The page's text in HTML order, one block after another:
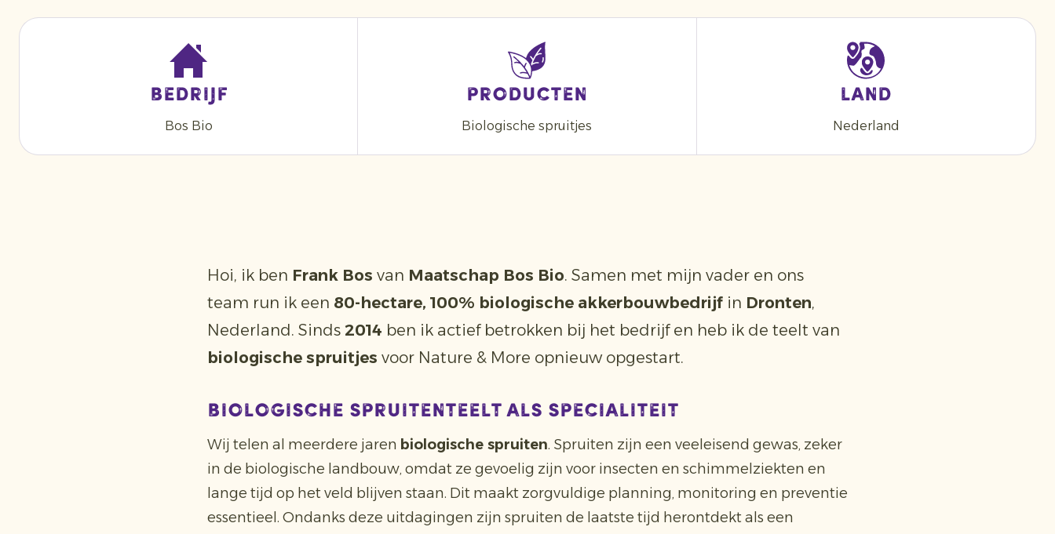
Bedrijf
Bos Bio
Producten
Biologische spruitjes
Land
Nederland
Hoi, ik ben Frank Bos van Maatschap Bos Bio. Samen met mijn vader en ons
team run ik een 80-hectare, 100% biologische akkerbouwbedrijf in Dronten,
Nederland. Sinds 2014 ben ik actief betrokken bij het bedrijf en heb ik de teelt van
biologische spruitjes voor Nature & More opnieuw opgestart.
Biologische spruitenteelt als specialiteit
Wij telen al meerdere jaren biologische spruiten. Spruiten zijn een veeleisend gewas, zeker
in de biologische landbouw, omdat ze gevoelig zijn voor insecten en schimmelziekten en
lange tijd op het veld blijven staan. Dit maakt zorgvuldige planning, monitoring en preventie
essentieel. Ondanks deze uitdagingen zijn spruiten de laatste tijd herontdekt als een